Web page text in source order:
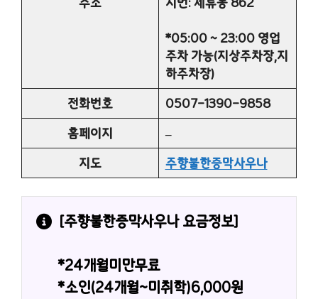
*05:00 ~ 23:00 영업
주차 가능(지상주차장,지
하주차장)
전화번호
0507-1390-9858
홈페이지
–
지도
주향불한증막사우나
[주향불한증막사우나 요금정보]
*24개월미만무료
*소인(24개월~미취학)6,000원